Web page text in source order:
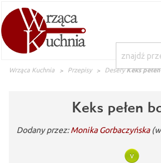
Wrząca Kuchnia Przepisy Desery Keks
Keks pełen
Dodany przez:Monika Gorbaczyńska